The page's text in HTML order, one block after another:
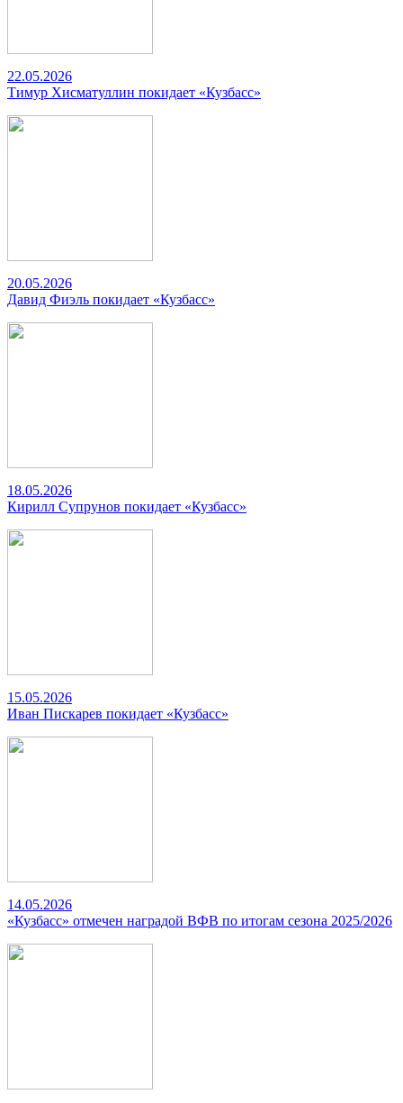
22.05.2026
Тимур Хисматуллин покидает «Кузбасс»
20.05.2026
Давид Фиэль покидает «Кузбасс»
18.05.2026
Кирилл Супрунов покидает «Кузбасс»
15.05.2026
Иван Пискарев покидает «Кузбасс»
14.05.2026
«Кузбасс» отмечен наградой ВФВ по итогам сезона 2025/2026